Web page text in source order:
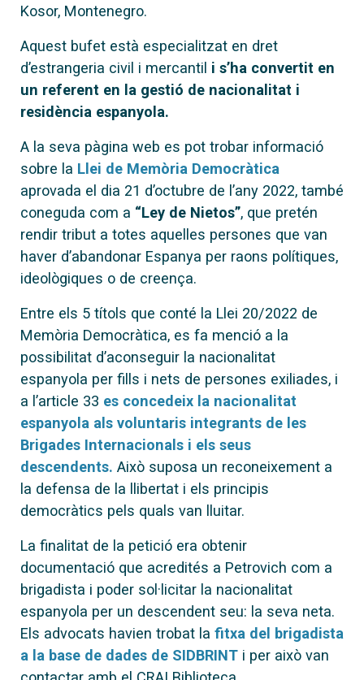
Kosor, Montenegro.
Aquest bufet està especialitzat en dret
d’estrangeria civil i mercantil i s’ha convertit en
un referent en la gestió de nacionalitat i
residència espanyola.
A la seva pàgina web es pot trobar informació
sobre la Llei de Memòria Democràtica
aprovada el dia 21 d’octubre de l’any 2022, també
coneguda com a “Ley de Nietos”, que pretén
rendir tribut a totes aquelles persones que van
haver d’abandonar Espanya per raons polítiques,
ideològiques o de creença.
Entre els 5 títols que conté la Llei 20/2022 de
Memòria Democràtica, es fa menció a la
possibilitat d’aconseguir la nacionalitat
espanyola per fills i nets de persones exiliades, i
a l’article 33 es concedeix la nacionalitat
espanyola als voluntaris integrants de les
Brigades Internacionals i els seus
descendents. Això suposa un reconeixement a
la defensa de la llibertat i els principis
democràtics pels quals van lluitar.
La finalitat de la petició era obtenir
documentació que acredités a Petrovich com a
brigadista i poder sol·licitar la nacionalitat
espanyola per un descendent seu: la seva neta.
Els advocats havien trobat la fitxa del brigadista
a la base de dades de SIDBRINT i per això van